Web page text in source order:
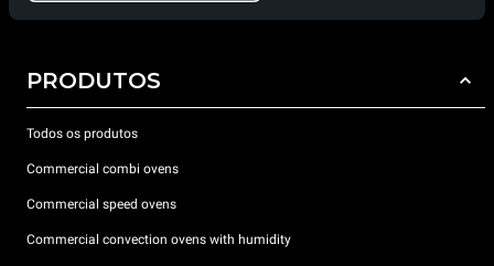
PRODUTOS
Todos os produtos
Commercial combi ovens
Commercial speed ovens
Commercial convection ovens with humidity